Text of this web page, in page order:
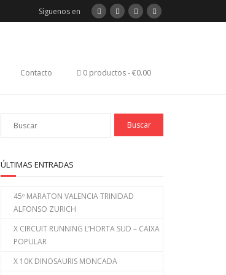
Síguenos en
Contacto 0 productos €0.00
ÚLTIMAS ENTRADAS
45º MARATON VALENCIA TRINIDAD
ALFONSO ZURICH
X CIRCUIT RUNNING L’HORTA SUD – CAIXA
POPULAR
X 10K DINOSAURIS MONCADA